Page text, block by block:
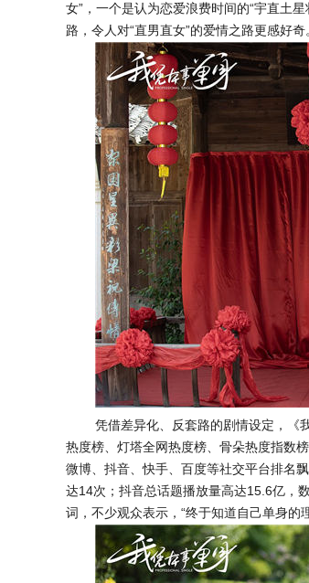
女”，一个是认为恋爱浪费时间的“宇直土
路，令人对“直男直女”的爱情之路更感好奇
凭借差异化、反套路的剧情设定，《
热度榜、灯塔全网热度榜、骨朵热度指数
微博、抖音、快手、百度等社交平台排名
达14次；抖音总话题播放量高达15.6亿，
词，不少观众表示，“终于知道自己单身的理